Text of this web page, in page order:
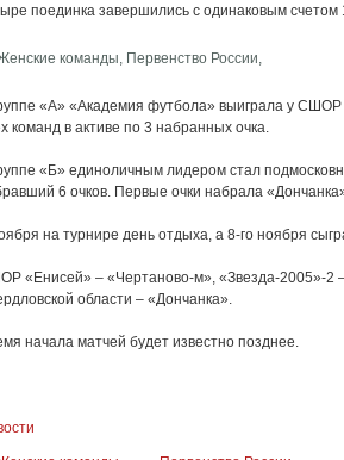
поединка завершились с одинаковым счетом
«А» «Академия футбола» выиграла у
команд в активе по 3 набранных очка.
«Б» единоличным лидером стал
6 очков. Первые очки набрала
на турнире день отдыха, а 8-го ноября
«Енисей» – «Чертаново-м», «Звезда-2005»-2
области – «Дончанка».
начала матчей будет известно позднее.